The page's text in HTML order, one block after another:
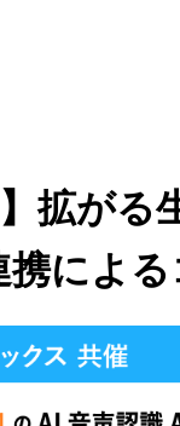
拡が
による